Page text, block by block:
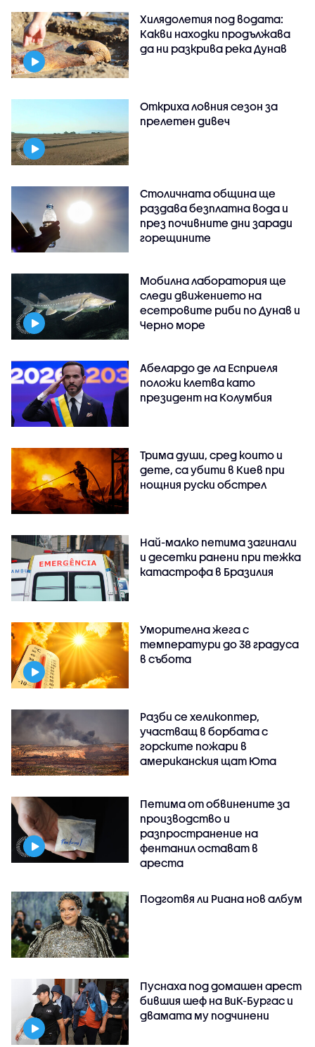
Хилядолетия под водата:
Какви находки продължава
да ни разкрива река Дунав
Откриха ловния сезон за
прелетен дивеч
Столичната община ще
раздава безплатна вода и
през почивните дни заради
горещините
Мобилна лаборатория ще
следи движението на
есетровите риби по Дунав и
Черно море
Абелардо де ла Есприеля
положи клетва като
президент на Колумбия
Трима души, сред които и
дете, са убити в Киев при
нощния руски обстрел
Най-малко петима загинали
и десетки ранени при тежка
катастрофа в Бразилия
Уморителна жега с
температури до 38 градуса
в събота
Разби се хеликоптер,
участващ в борбата с
горските пожари в
американския щат Юта
Петима от обвинените за
производство и
разпространение на
фентанил остават в
ареста
Подготвя ли Риана нов албум
Пуснаха под домашен арест
бившия шеф на ВиК-Бургас и
двамата му подчинени